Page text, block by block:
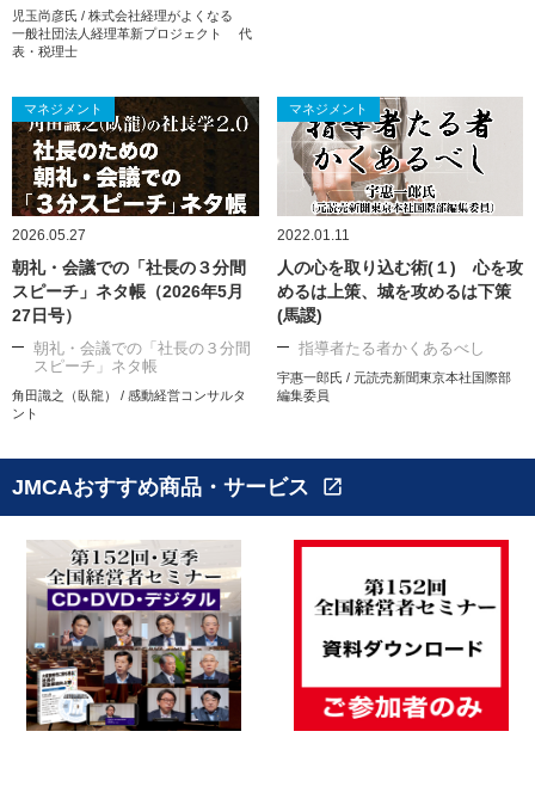
児玉尚彦氏 / 株式会社経理がよくなる
一般社団法人経理革新プロジェクト 代
表・税理士
マネジメント
2026.05.27
朝礼・会議での「社長の３分間
スピーチ」ネタ帳（2026年5月
27日号）
朝礼・会議での「社長の３分間
スピーチ」ネタ帳
角田識之（臥龍） / 感動経営コンサルタ
ント
マネジメント
2022.01.11
人の心を取り込む術(１) 心を攻
めるは上策、城を攻めるは下策
(馬謖)
指導者たる者かくあるべし
宇惠一郎氏 / 元読売新聞東京本社国際部
編集委員
JMCAおすすめ商品・サービス open_in_new